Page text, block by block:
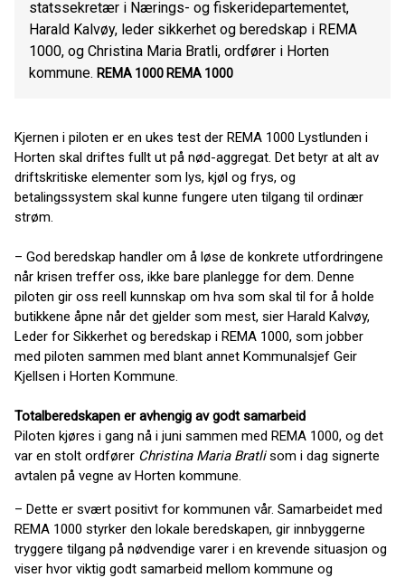
statssekretær i Nærings- og fiskeridepartementet,
Harald Kalvøy, leder sikkerhet og beredskap i REMA
1000, og Christina Maria Bratli, ordfører i Horten
kommune. REMA 1000 REMA 1000
Kjernen i piloten er en ukes test der REMA 1000 Lystlunden i
Horten skal driftes fullt ut på nød-aggregat. Det betyr at alt av
driftskritiske elementer som lys, kjøl og frys, og
betalingssystem skal kunne fungere uten tilgang til ordinær
strøm.
– God beredskap handler om å løse de konkrete utfordringene
når krisen treffer oss, ikke bare planlegge for dem. Denne
piloten gir oss reell kunnskap om hva som skal til for å holde
butikkene åpne når det gjelder som mest, sier Harald Kalvøy,
Leder for Sikkerhet og beredskap i REMA 1000, som jobber
med piloten sammen med blant annet Kommunalsjef Geir
Kjellsen i Horten Kommune.
Totalberedskapen er avhengig av godt samarbeid
Piloten kjøres i gang nå i juni sammen med REMA 1000, og det
var en stolt ordfører Christina Maria Bratlisom i dag signerte
avtalen på vegne av Horten kommune.
– Dette er svært positivt for kommunen vår. Samarbeidet med
REMA 1000 styrker den lokale beredskapen, gir innbyggerne
tryggere tilgang på nødvendige varer i en krevende situasjon og
viser hvor viktig godt samarbeid mellom kommune og